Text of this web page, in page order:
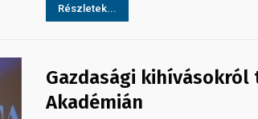
Részletek...
Gazdasági kihívásokról
Akadémián